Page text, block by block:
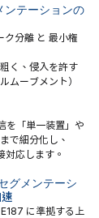
テーションの
ク分離 と 最小権
く、侵入を許す
ムーブメント）
を「単一装置」や
で細分化し、
対応します。
グメンテーシ
に準拠する上